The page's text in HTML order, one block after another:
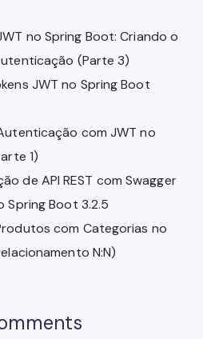
no Spring Boot: Criando o
(Parte 3)
JWT no Spring Boot
com JWT no
1)
de API REST com Swagger
Spring Boot 3.2.5
com Categorias no
N:N)